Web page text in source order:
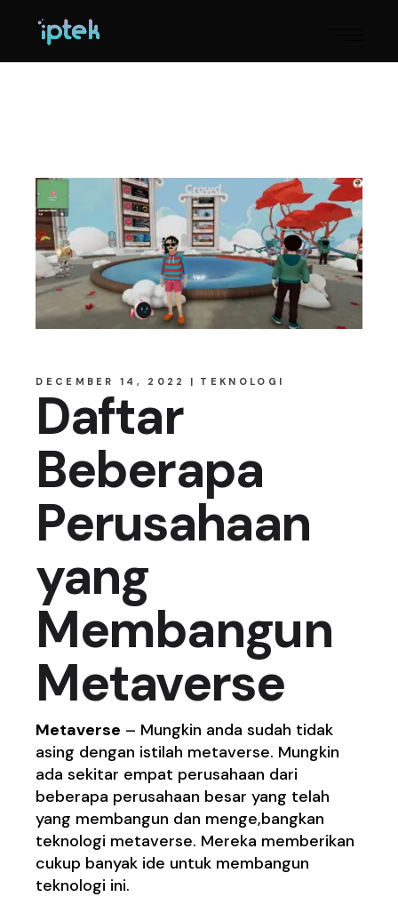
DECEMBER 14, 2022 TEKNOLOGI
Daftar
Beberapa
Perusahaan
yang
Membangun
Metaverse
Metaverse – Mungkin anda sudah tidak
asing dengan istilah metaverse. Mungkin
ada sekitar empat perusahaan dari
beberapa perusahaan besar yang telah
yang membangun dan menge,bangkan
teknologi metaverse. Mereka memberikan
cukup banyak ide untuk membangun
teknologi ini.